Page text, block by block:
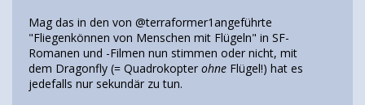
Mag das in den von @terraformer1angeführte
"Fliegenkönnen von Menschen mit Flügeln" in SF-
Romanen und -Filmen nun stimmen oder nicht, mit
dem Dragonfly (= Quadrokopter ohne Flügel!) hat es
jedefalls nur sekundär zu tun.